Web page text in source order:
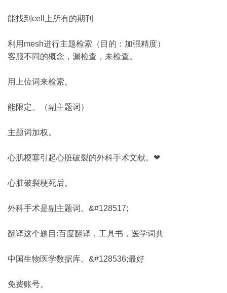
能找到cell上所有的期刊
利用mesh进行主题检索（目的：加强精度）
客服不同的概念，漏检查，未检查。
用上位词来检索。
能限定。（副主题词）
主题词加权。
心肌梗塞引起心脏破裂的外科手术文献。❤
心脏破裂梗死后。
外科手术是副主题词。&#128517;
翻译这个题目:百度翻译，工具书，医学词典
中国生物医学数据库。&#128536;最好
免费账号。